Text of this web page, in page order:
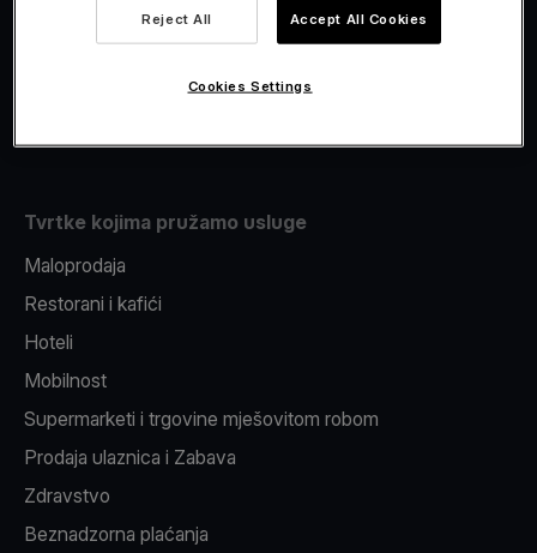
Fiskalizacija
Tvrtke kojima pružamo usluge
Maloprodaja
Restorani i kafići
Hoteli
Mobilnost
Supermarketi i trgovine mješovitom robom
Prodaja ulaznica i Zabava
Zdravstvo
Beznadzorna plaćanja
Reject All Accept All Cookies
Cookies Settings